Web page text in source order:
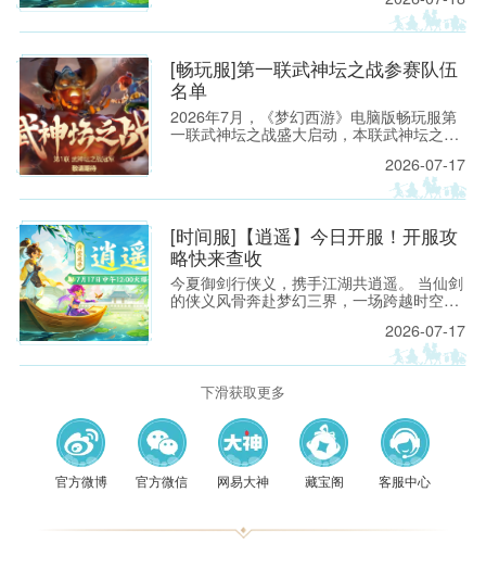
逍遥】，已于2026年7月17日12:00准时开
启。
[畅玩服]第一联武神坛之战参赛队伍
名单
2026年7月，《梦幻西游》电脑版畅玩服第
一联武神坛之战盛大启动，本联武神坛之战
支队伍报名。 其中，来自【建邺城】的「八
级大狂风．」队伍更是凭借极高的人气，在
跨服投票环节一骑绝尘，成为畅玩服第一个
2026-07-17
[时间服]【逍遥】今日开服！开服攻
略快来查收
今夏御剑行侠义，携手江湖共逍遥。 当仙剑
的侠义风骨奔赴梦幻三界，一场跨越时空的
2026-07-17
下滑获取更多
官方微博 官方微信 网易大神 藏宝阁 客服中心